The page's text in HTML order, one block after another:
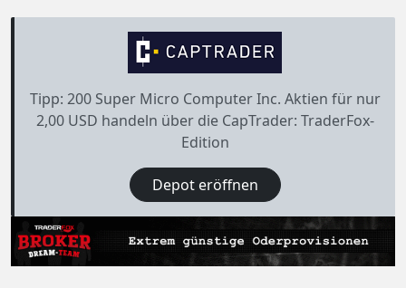
Tipp: 200 Super Micro Computer Inc. Aktien für nur
2,00 USD handeln über die CapTrader: TraderFox-
Edition
Depot eröffnen